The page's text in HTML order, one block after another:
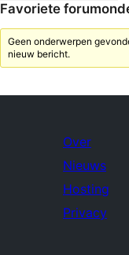
Favoriete
Geen onderwerpen
nieuw bericht.
Over
Nieuws
Hosting
Privacy